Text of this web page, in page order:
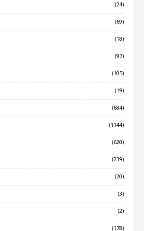
(24)
(69)
(18)
(97)
(105)
(19)
(684)
(1144)
(620)
(239)
(20)
(3)
(2)
(178)